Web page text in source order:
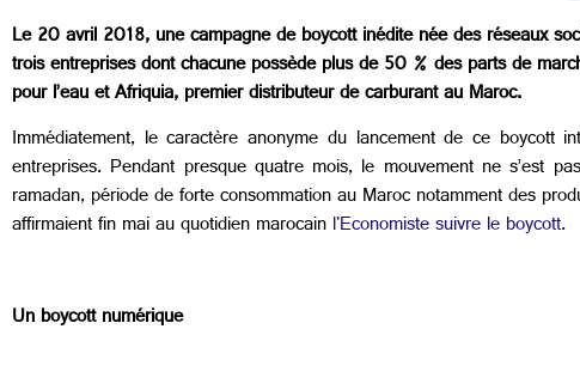
Le 20 avril 2018, une campagne de boycott inédite née des réseaux
trois entreprises dont chacune possède plus de 50 % des parts de
pour l’eau et Afriquia, premier distributeur de carburant au Maroc.
Immédiatement, le caractère anonyme du lancement de ce
entreprises. Pendant presque quatre mois, le mouvement ne s’est
ramadan, période de forte consommation au Maroc notamment des
affirmaient fin mai au quotidien marocainl'Economiste suivre le boycott.
Un boycott numérique